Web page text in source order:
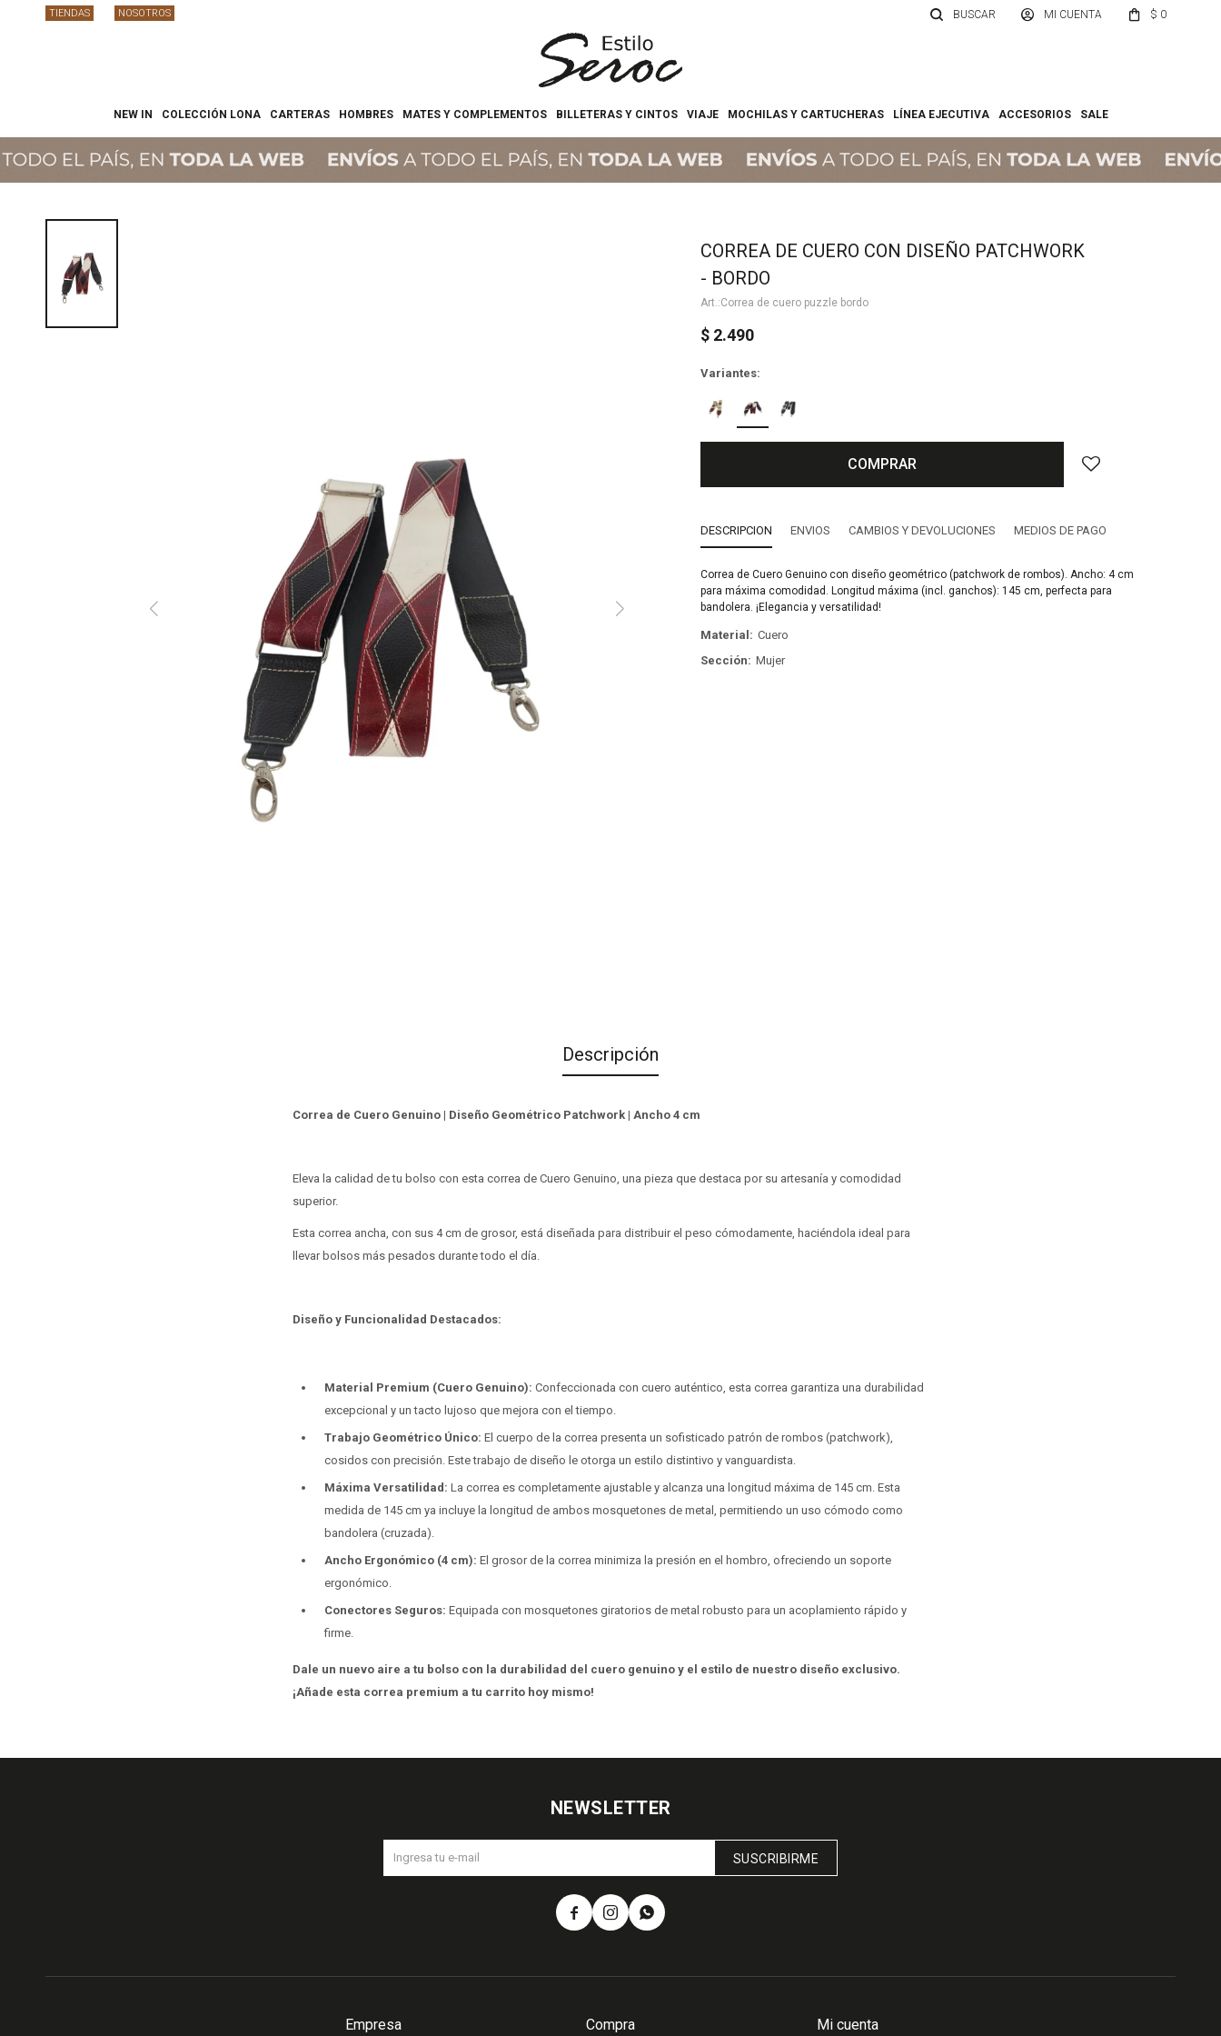
NEW IN COLECCIÓN LONA CARTERAS HOMBRES MATES Y COMPLEMENTOS BILLETERAS Y CINTOS VIAJE MOCHILAS Y CARTUCHERAS LÍNEA EJECUTIVA ACCESORIOS SALE
$ 0
TIENDAS NOSOTROS
CORREA DE CUERO CON DISEÑO PATCHWORK
- BORDO
Correa de cuero puzzle bordo
$ 2.490
Variantes:
COMPRAR
DESCRIPCION ENVIOS CAMBIOS Y DEVOLUCIONES MEDIOS DE PAGO
Correa de Cuero Genuino con diseño geométrico (patchwork de rombos). Ancho: 4 cm
para máxima comodidad. Longitud máxima (incl. ganchos): 145 cm, perfecta para
bandolera. ¡Elegancia y versatilidad!
Material
Cuero
Sección
Mujer
Descripción
Correa de Cuero Genuino | Diseño Geométrico Patchwork | Ancho 4 cm
Eleva la calidad de tu bolso con esta correa de Cuero Genuino, una pieza que destaca por su artesanía y comodidad
superior.
Esta correa ancha, con sus 4 cm de grosor, está diseñada para distribuir el peso cómodamente, haciéndola ideal para
llevar bolsos más pesados durante todo el día.
Diseño y Funcionalidad Destacados:
Material Premium (Cuero Genuino): Confeccionada con cuero auténtico, esta correa garantiza una durabilidad
excepcional y un tacto lujoso que mejora con el tiempo.
Trabajo Geométrico Único: El cuerpo de la correa presenta un sofisticado patrón de rombos (patchwork),
cosidos con precisión. Este trabajo de diseño le otorga un estilo distintivo y vanguardista.
Máxima Versatilidad: La correa es completamente ajustable y alcanza una longitud máxima de 145 cm. Esta
medida de 145 cm ya incluye la longitud de ambos mosquetones de metal, permitiendo un uso cómodo como
bandolera (cruzada).
Ancho Ergonómico (4 cm): El grosor de la correa minimiza la presión en el hombro, ofreciendo un soporte
ergonómico.
Conectores Seguros: Equipada con mosquetones giratorios de metal robusto para un acoplamiento rápido y
firme.
Dale un nuevo aire a tu bolso con la durabilidad del cuero genuino y el estilo de nuestro diseño exclusivo.
¡Añade esta correa premium a tu carrito hoy mismo!
Empresa Compra Mi cuenta
NEWSLETTER
SUSCRIBIRME
  